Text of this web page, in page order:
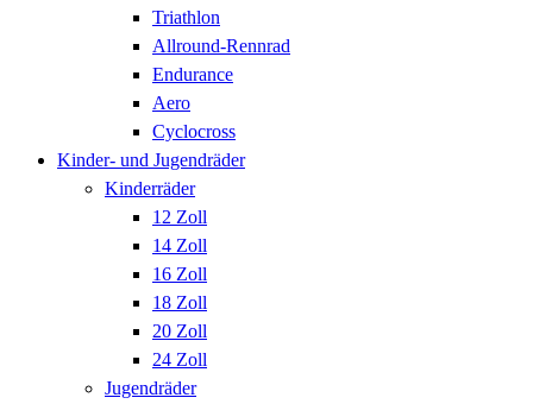
Triathlon
Allround-Rennrad
Endurance
Aero
Cyclocross
Kinder- und Jugendräder
Kinderräder
12 Zoll
14 Zoll
16 Zoll
18 Zoll
20 Zoll
24 Zoll
Jugendräder